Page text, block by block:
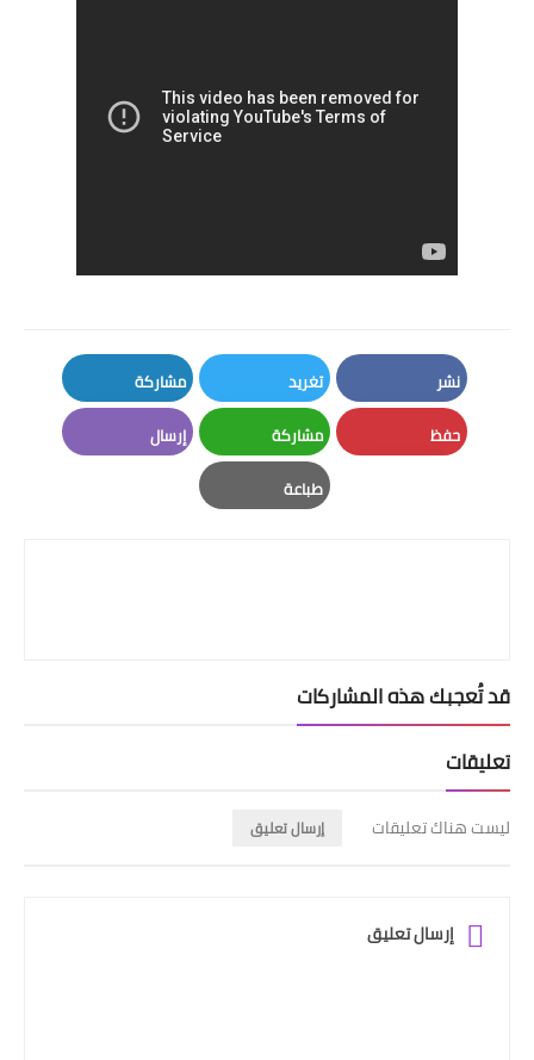
نشر
Facebook
تغريد
Twitter
مشاركة
LinkedIn
حفظ مشاركة
Whatsapp
إرسال
طباعة
قد تُعجبك هذه المشاركات
تعليقات
ليست هناك تعليقات إرسال تعليق
إرسال تعليق